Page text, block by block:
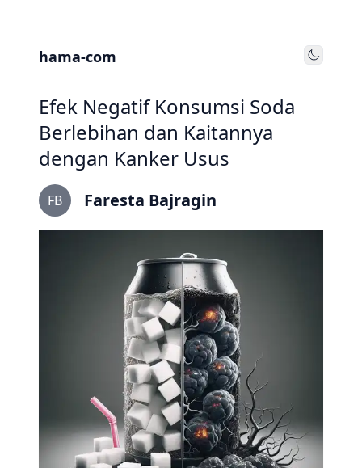
hama-com Toggle
Efek Negatif Konsumsi Soda
Berlebihan dan Kaitannya
dengan Kanker Usus
FB Faresta Bajragin